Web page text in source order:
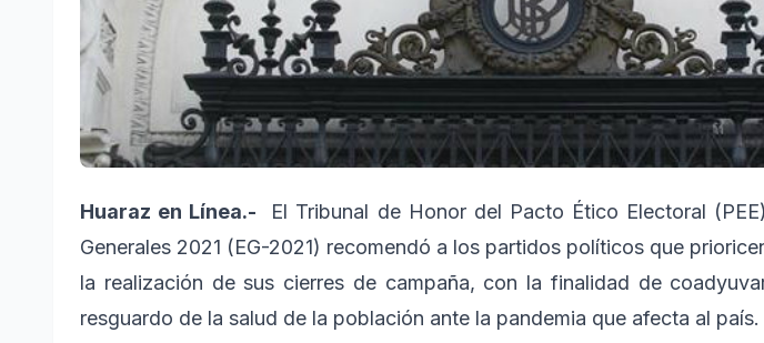
Huaraz en Línea.-
El Tribunal de Honor del Pacto Ético Electoral
Generales 2021 (EG-2021) recomendó a los partidos políticos que
la realización de sus cierres de campaña, con la finalidad de
resguardo de la salud de la población ante la pandemia que afecta al país.